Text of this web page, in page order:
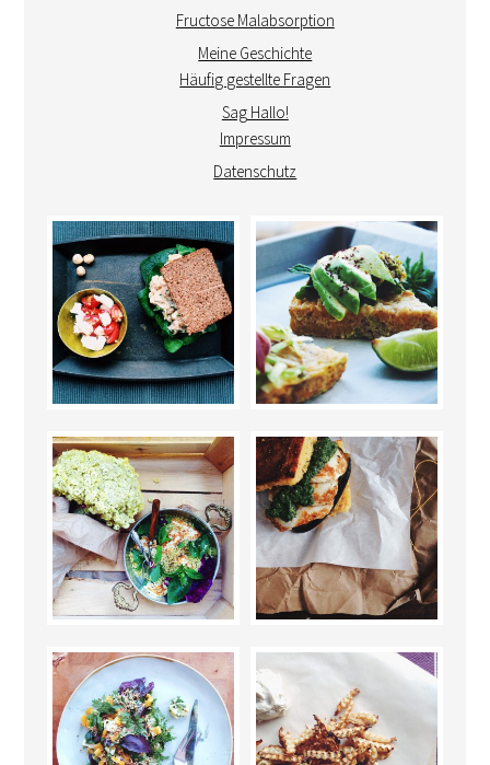
Fructose Malabsorption
Meine Geschichte
Häufig gestellte Fragen
Sag Hallo!
Impressum
Datenschutz